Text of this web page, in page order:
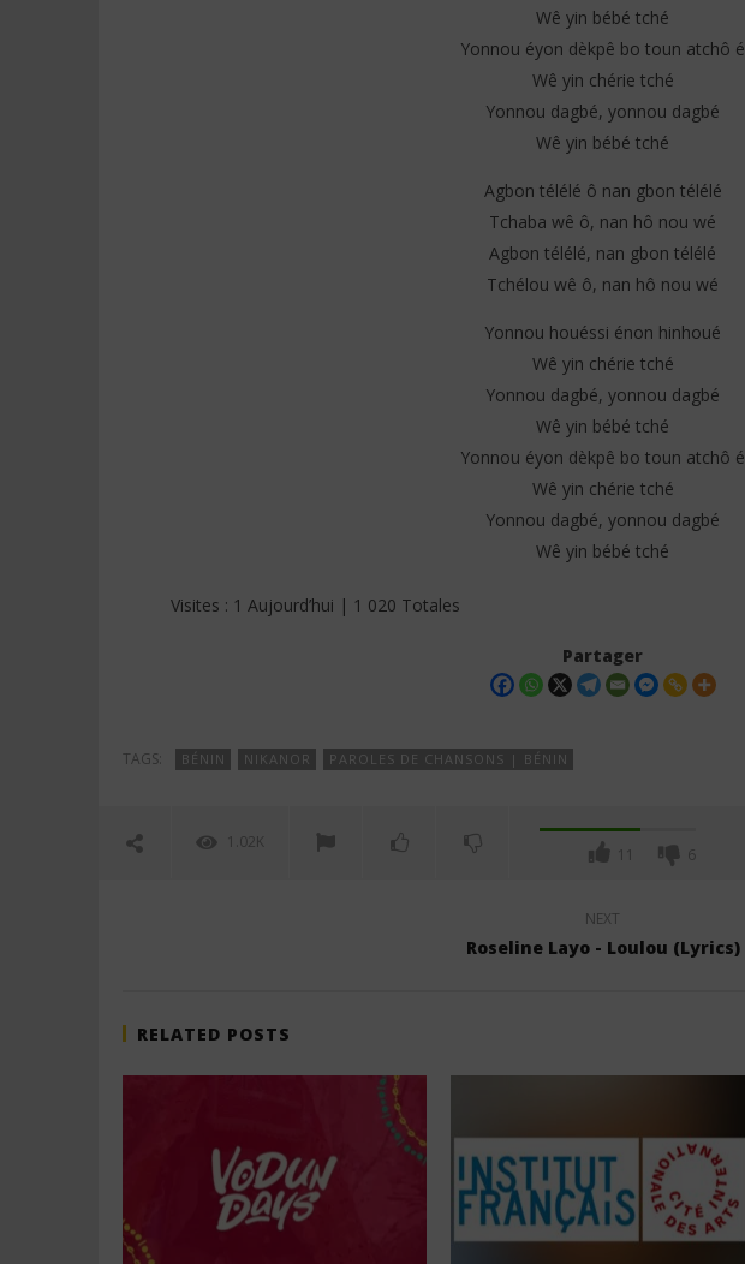
Wê yin bébé tché
Yonnou éyon dèkpê bo toun atchô é
Wê yin chérie tché
Yonnou dagbé, yonnou dagbé
Wê yin bébé tché
Agbon télélé ô nan gbon télélé
Tchaba wê ô, nan hô nou wé
Agbon télélé, nan gbon télélé
Tchélou wê ô, nan hô nou wé
Yonnou houéssi énon hinhoué
Wê yin chérie tché
Yonnou dagbé, yonnou dagbé
Wê yin bébé tché
Yonnou éyon dèkpê bo toun atchô é
Wê yin chérie tché
Yonnou dagbé, yonnou dagbé
Wê yin bébé tché
Visites : 1 Aujourd’hui | 1 020 Totales
Partager
TAGS: BÉNIN NIKANOR PAROLES DE CHANSONS | BÉNIN
1.02K
11 6
NEXT
Roseline Layo - Loulou (Lyrics)
RELATED POSTS